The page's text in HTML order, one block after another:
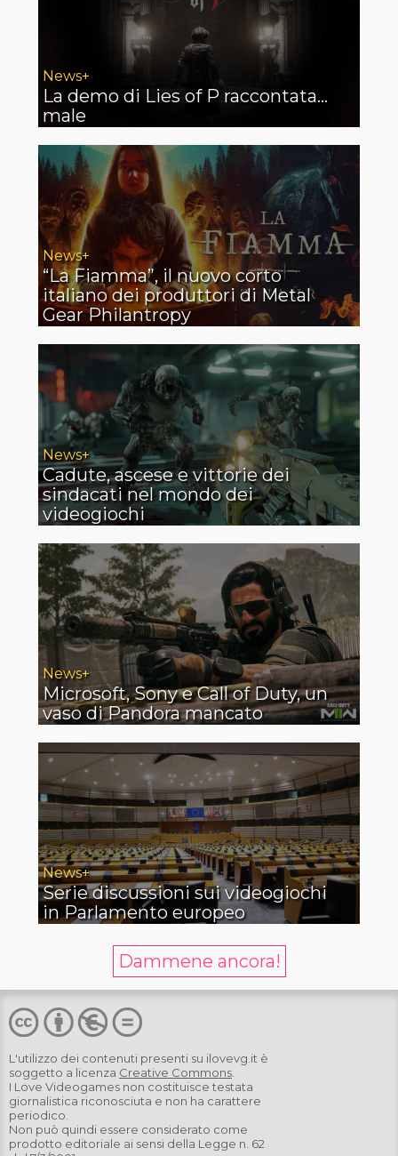
News+
La demo di Lies of P raccontata…
male
News+
“La Fiamma”, il nuovo corto
italiano dei produttori di Metal
Gear Philantropy
News+
Cadute, ascese e vittorie dei
sindacati nel mondo dei
videogiochi
News+
Microsoft, Sony e Call of Duty, un
vaso di Pandora mancato
News+
Serie discussioni sui videogiochi
in Parlamento europeo
Dammene ancora!
L'utilizzo dei contenuti presenti su ilovevg.it è
soggetto a licenza Creative Commons.
I Love Videogames non costituisce testata
giornalistica riconosciuta e non ha carattere
periodico.
Non può quindi essere considerato come
prodotto editoriale ai sensi della Legge n. 62